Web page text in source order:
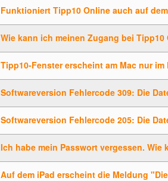
Funktioniert Tipp10 Online auch auf
Wie kann ich meinen Zugang bei
Tipp10-Fenster erscheint am Mac nur
Softwareversion Fehlercode 309: Die
Softwareversion Fehlercode 205: Die
Ich habe mein Passwort vergessen. Wie
Auf dem iPad erscheint die Meldung